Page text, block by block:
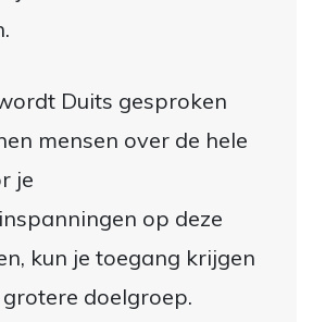
Duits gesproken
mensen over de hele
je
op deze
kun je toegang krijgen
doelgroep.